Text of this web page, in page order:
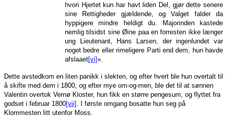
hvori Hjertet kun har havt liden Del, gjør dette senere
sine Rettigheder gjældende, og Valget falder da
hyppigere mindre heldigt du. Majorinden kastede
nemlig tilsidst sine Øine paa en forresten ikke længer
ung Lieutenant, Hans Larsen, der ingenlundet var
noget bedre eller rimeligere Parti end dem, hun havde
afslaaet[vi]».
Dette avstedkom en liten panikk i slekten, og efter hvert ble hun overtalt til
å skifte med dem i 1800, og efter mye om-og-men, ble det til at sønnen
Valentin overtok Vernø Kloster, hun fikk en større pengesum, og flyttet fra
godset i februar 1800[vii]
. I første omgang bosatte hun seg på
Klommesten litt utenfor Moss.